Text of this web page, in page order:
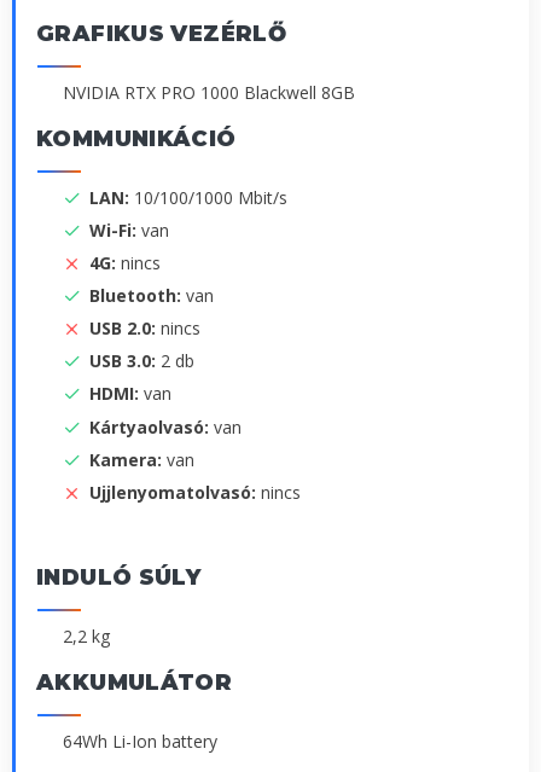
GRAFIKUS VEZÉRLŐ
NVIDIA RTX PRO 1000 Blackwell 8GB
KOMMUNIKÁCIÓ
LAN: 10/100/1000 Mbit/s
Wi-Fi: van
4G: nincs
Bluetooth: van
USB 2.0: nincs
USB 3.0: 2 db
HDMI: van
Kártyaolvasó: van
Kamera: van
Ujjlenyomatolvasó: nincs
INDULÓ SÚLY
2,2 kg
AKKUMULÁTOR
64Wh Li-Ion battery